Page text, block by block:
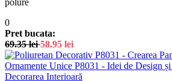
0
Pret bucata:
69.35lei 58.95 lei